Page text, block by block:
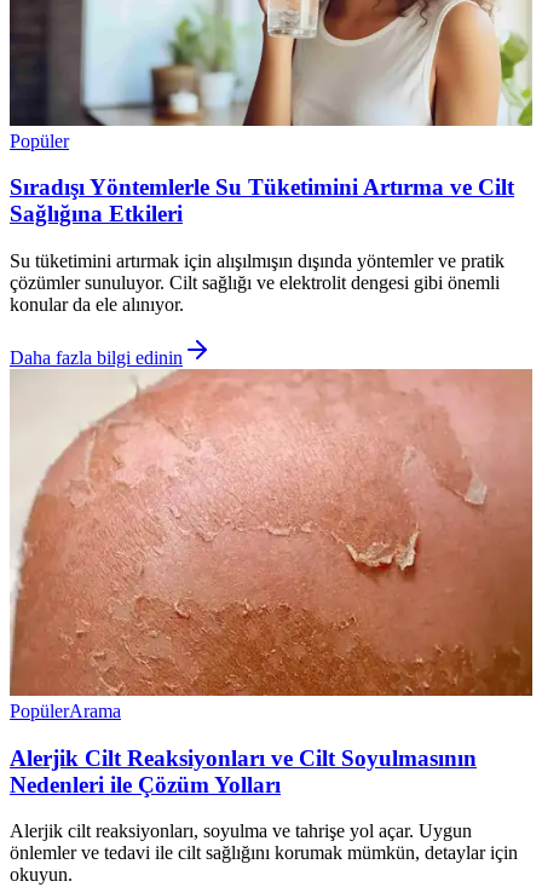
Popüler
Sıradışı Yöntemlerle Su Tüketimini Artırma ve Cilt
Sağlığına Etkileri
Su tüketimini artırmak için alışılmışın dışında yöntemler ve pratik
çözümler sunuluyor. Cilt sağlığı ve elektrolit dengesi gibi önemli
konular da ele alınıyor.
Daha fazla bilgi edinin
PopülerArama
Alerjik Cilt Reaksiyonları ve Cilt Soyulmasının
Nedenleri ile Çözüm Yolları
Alerjik cilt reaksiyonları, soyulma ve tahrişe yol açar. Uygun
önlemler ve tedavi ile cilt sağlığını korumak mümkün, detaylar için
okuyun.